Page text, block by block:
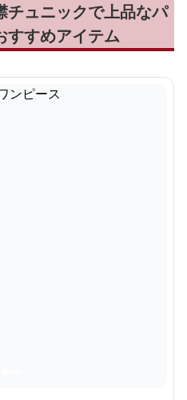
チュニックで上品なパ
すすめアイテム